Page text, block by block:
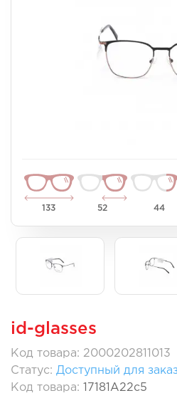
133 52 44
id-glasses
Код товара: 2000202811013
Статус: Доступный для
Код товара:
17181A22c5